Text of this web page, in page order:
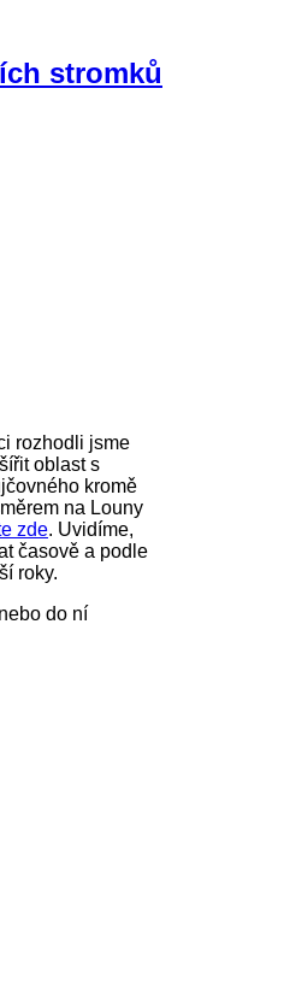
stromků
rozhodli jsme
oblast s
kromě
na Louny
zde. Uvidíme,
časově a podle
roky.
do ní